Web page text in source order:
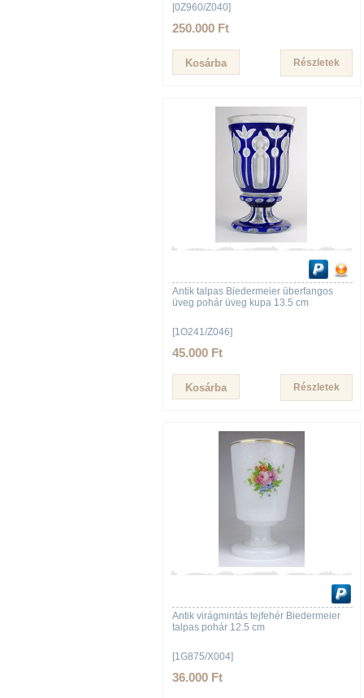
[0Z960/Z040]
250.000 Ft
Részletek
Antik talpas Biedermeier überfangos
üveg pohár üveg kupa 13.5 cm
[1O241/Z046]
45.000 Ft
Részletek
Antik virágmintás tejfehér Biedermeier
talpas pohár 12.5 cm
[1G875/X004]
36.000 Ft